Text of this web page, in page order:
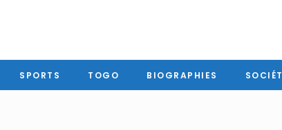
SPORTS TOGO BIOGRAPHIES